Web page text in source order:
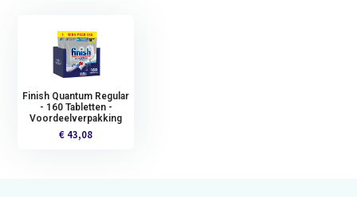
Finish Quantum Regular
- 160 Tabletten -
Voordeelverpakking
€ 43,08